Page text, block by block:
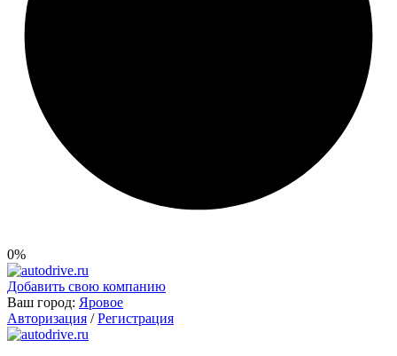
0%
Добавить свою компанию
Ваш город: Яровое
Авторизация / Регистрация